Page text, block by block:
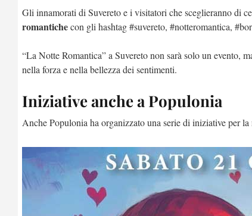
Gli innamorati di Suvereto e i visitatori che sceglieranno di
romantichecon gli hashtag #suvereto, #notteromantica,
“La Notte Romantica” a Suvereto non sarà solo un evento,
nella forza e nella bellezza dei sentimenti.
Iniziative anche a Populonia
Anche Populonia ha organizzato una serie di iniziative per